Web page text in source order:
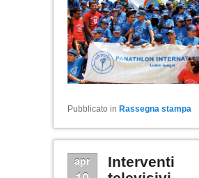
Pubblicato in Rassegna stampa
apr
Interventi